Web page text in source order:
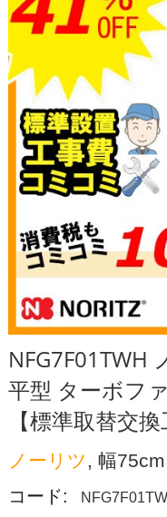
NFG7F01TWH
平型 ターボフ
【標準取替交
ノーリツ , 幅75cm
コード: